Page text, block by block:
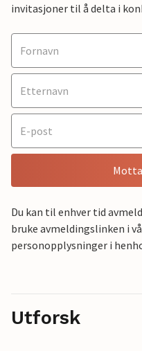
invitasjoner til å delta i
Du kan til enhver tid
bruke avmeldingslinken i
personopplysninger i
Utforsk